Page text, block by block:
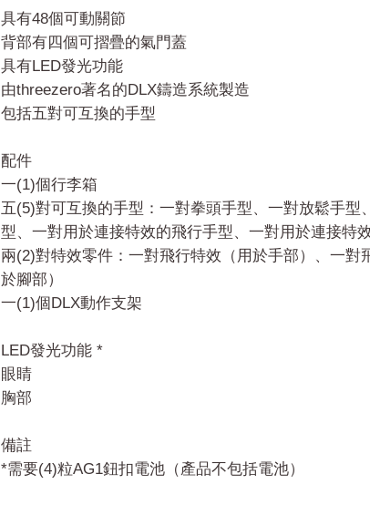
具有48個可動關節
背部有四個可摺疊的氣門蓋
具有LED發光功能
由threezero著名的DLX鑄造系統製造
包括五對可互換的手型
配件
一(1)個行李箱
五(5)對可互換的手型：一對拳頭手型、一對放鬆手型
型、一對用於連接特效的飛行手型、一對用於連接特
兩(2)對特效零件：一對飛行特效（用於手部）、一對
於腳部）
一(1)個DLX動作支架
LED發光功能 *
眼睛
胸部
備註
*需要(4)粒AG1鈕扣電池（產品不包括電池）